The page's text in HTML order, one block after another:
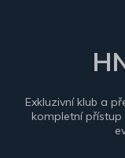
Exkluzivní klub a
kompletní přístup